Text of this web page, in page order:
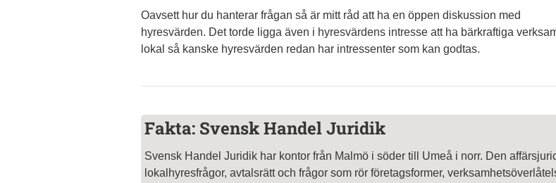
Oavsett hur du hanterar frågan så är mitt råd att ha en öppen diskussion med
hyresvärden. Det torde ligga även i hyresvärdens intresse att ha bärkraftiga
lokal så kanske hyresvärden redan har intressenter som kan godtas.
Fakta: Svensk Handel Juridik
Svensk Handel Juridik har kontor från Malmö i söder till Umeå i norr. Den
lokalhyresfrågor, avtalsrätt och frågor som rör företagsformer,